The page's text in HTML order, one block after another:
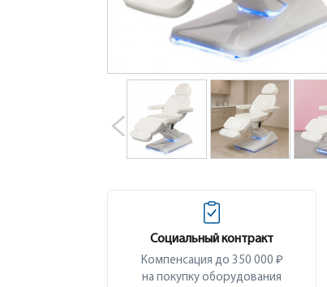
Социальный контракт
Компенсация до 350 000 ₽
на покупку оборудования